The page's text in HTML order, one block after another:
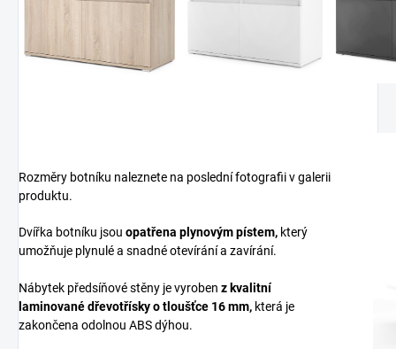
Rozměry botníku naleznete na poslední fotografii v galerii
produktu.
Dvířka botníku jsou opatřena plynovým pístem, který
umožňuje plynulé a snadné otevírání a zavírání.
Nábytek předsíňové stěny je vyroben z kvalitní
laminované dřevotřískyo tloušťce 16 mm, která je
zakončena odolnou ABS dýhou.